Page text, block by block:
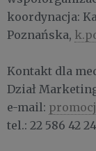
koordynacja:
Poznańska,
Kontakt dla
Dział
e-mail:
tel.: 22 586 42 24